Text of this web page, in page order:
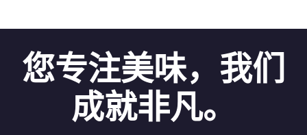
您专注美味，我们
成就非凡。